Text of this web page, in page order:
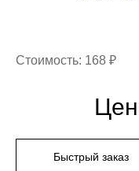
Стоимость: 168 ₽
Быстрый заказ